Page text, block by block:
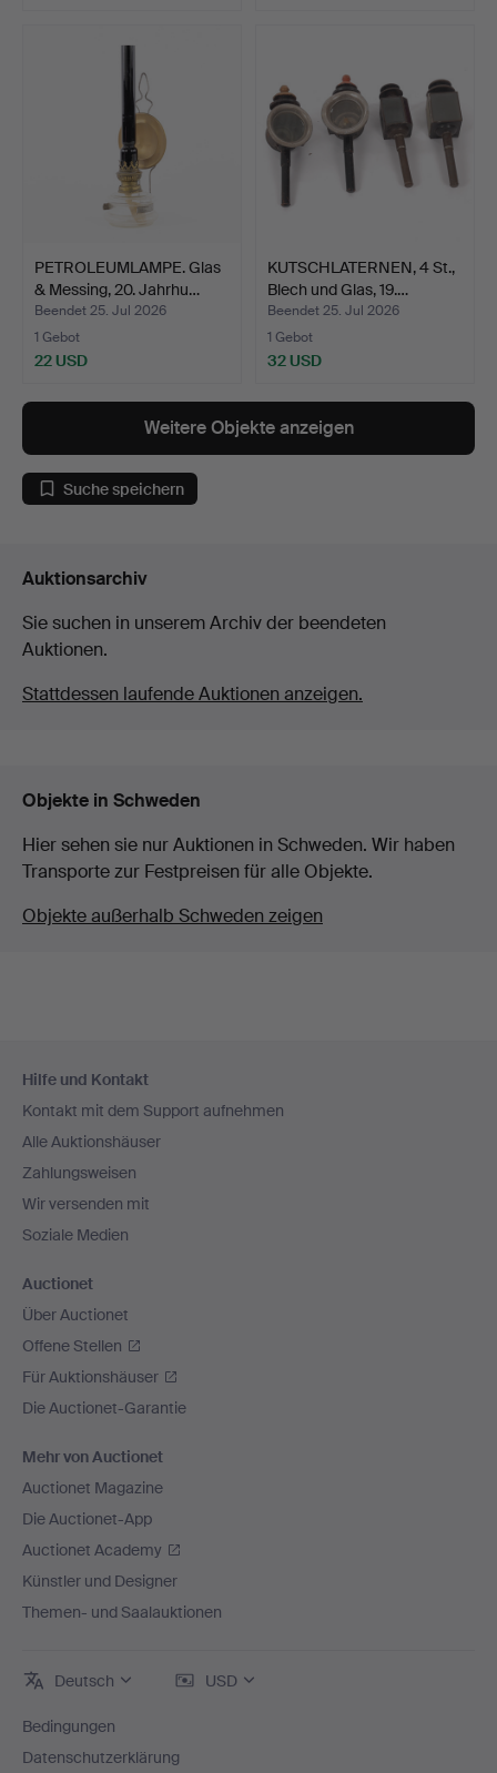
PETROLEUMLAMPE. Glas
& Messing, 20. Jahrhu…
Beendet 25. Jul 2026
1 Gebot
22 USD
KUTSCHLATERNEN, 4 St.,
Blech und Glas, 19.…
Beendet 25. Jul 2026
1 Gebot
32 USD
Weitere Objekte anzeigen
Suche speichern
Auktionsarchiv
Sie suchen in unserem Archiv der beendeten
Auktionen.
Stattdessen laufende Auktionen anzeigen.
Objekte in Schweden
Hier sehen sie nur Auktionen in Schweden. Wir haben
Transporte zur Festpreisen für alle Objekte.
Objekte außerhalb Schweden zeigen
Navigation
Hilfe und Kontakt
Kontakt mit dem Support aufnehmen
Alle Auktionshäuser
Zahlungsweisen
Wir versenden mit
Soziale Medien
Auctionet
Über Auctionet
Offene Stellen
Für Auktionshäuser
Die Auctionet-Garantie
Mehr von Auctionet
Auctionet Magazine
Die Auctionet-App
Auctionet Academy
Künstler und Designer
Themen- und Saalauktionen
Deutsch USD
Bedingungen
Datenschutzerklärung